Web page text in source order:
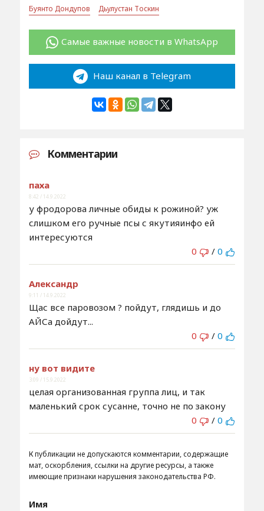
Буянто Дондупов
Дьулустан Тоскин
Самые важные новости в WhatsApp
Наш канал в Telegram
Комментарии
паха
8:42 / 14.9.2022
у фродорова личные обиды к рожиной? уж
слишком его ручные псы с якутияинфо ей
интересуются
0
/ 0
Александр
9:11 / 14.9.2022
Щас все паровозом ? пойдут, глядишь и до
АЙСа дойдут...
0
/ 0
ну вот видите
3:09 / 15.9.2022
целая организованная группа лиц, и так
маленький срок сусанне, точно не по закону
0
/ 0
К публикации не допускаются комментарии, содержащие
мат, оскорбления, ссылки на другие ресурсы, а также
имеющие признаки нарушения законодательства РФ.
Имя